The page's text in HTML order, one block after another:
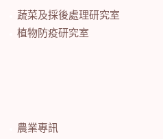
蔬菜及採後處理研究室
植物防疫研究室
農業專訊